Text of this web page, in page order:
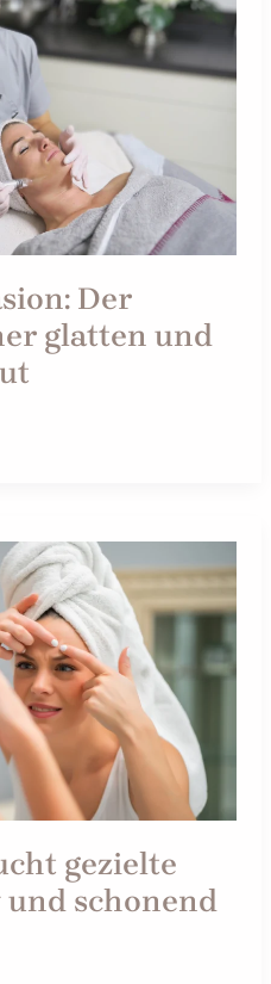
Der
glatten und
gezielte
und schonend